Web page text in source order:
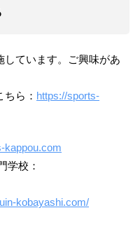
しています。ご興味があ
ら： https://sports-
kappou.com
学校：
kobayashi.com/